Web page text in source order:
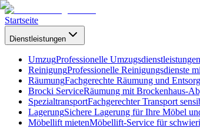
Startseite
Dienstleistungen
UmzugProfessionelle
ReinigungProfessionelle Reinigungsdienste
RäumungFachgerechte Räumung und
Brocki ServiceRäumung mit Brockenhaus-
SpezialtransportFachgerechter Transport
LagerungSichere Lagerung für Ihre Möbel
Möbellift mietenMöbellift-Service für